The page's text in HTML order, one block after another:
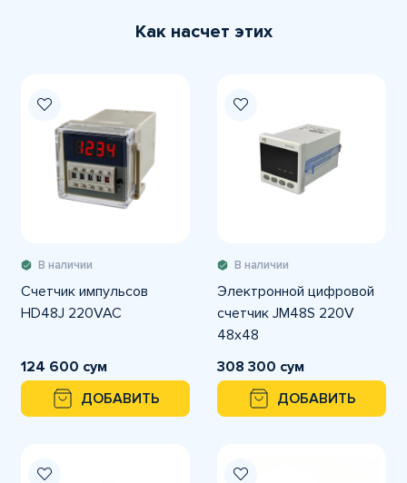
Как насчет этих
В наличии
Счетчик импульсов
HD48J 220VAC
124 600 сум
ДОБАВИТЬ
В наличии
Электронной цифровой
счетчик JM48S 220V
48х48
308 300 сум
ДОБАВИТЬ